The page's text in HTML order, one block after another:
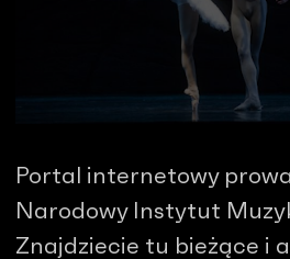
Portal internetowy
Narodowy Instytut
Znajdziecie tu bieżące i